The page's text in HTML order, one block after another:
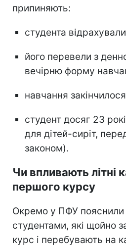
припиняють:
студента
його перевели з
вечірню форму
навчання
студент досяг 23
для дітей-сиріт,
законом).
Чи впливають літні
першого курсу
Окремо у ПФУ пояснили
студентами, які щойно
курс і перебувають на